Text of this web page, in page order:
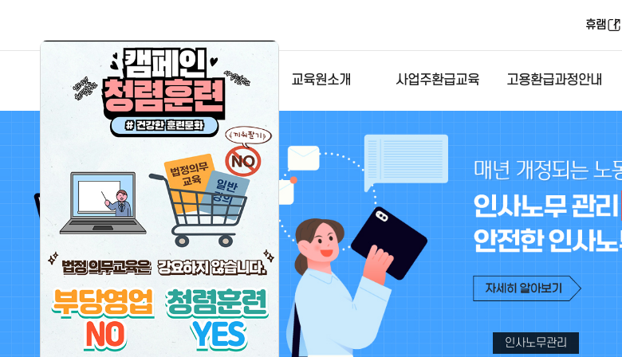
휴램
교육원소개 사업주환급교육 고용환급과정안내
인사노무관리